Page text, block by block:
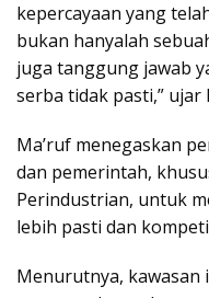
kepercayaan yang
bukan hanyalah
juga tanggung jawab
serba tidak pasti,” ujar
Ma’ruf menegaskan
dan pemerintah,
Perindustrian, untuk
lebih pasti dan
Menurutnya,